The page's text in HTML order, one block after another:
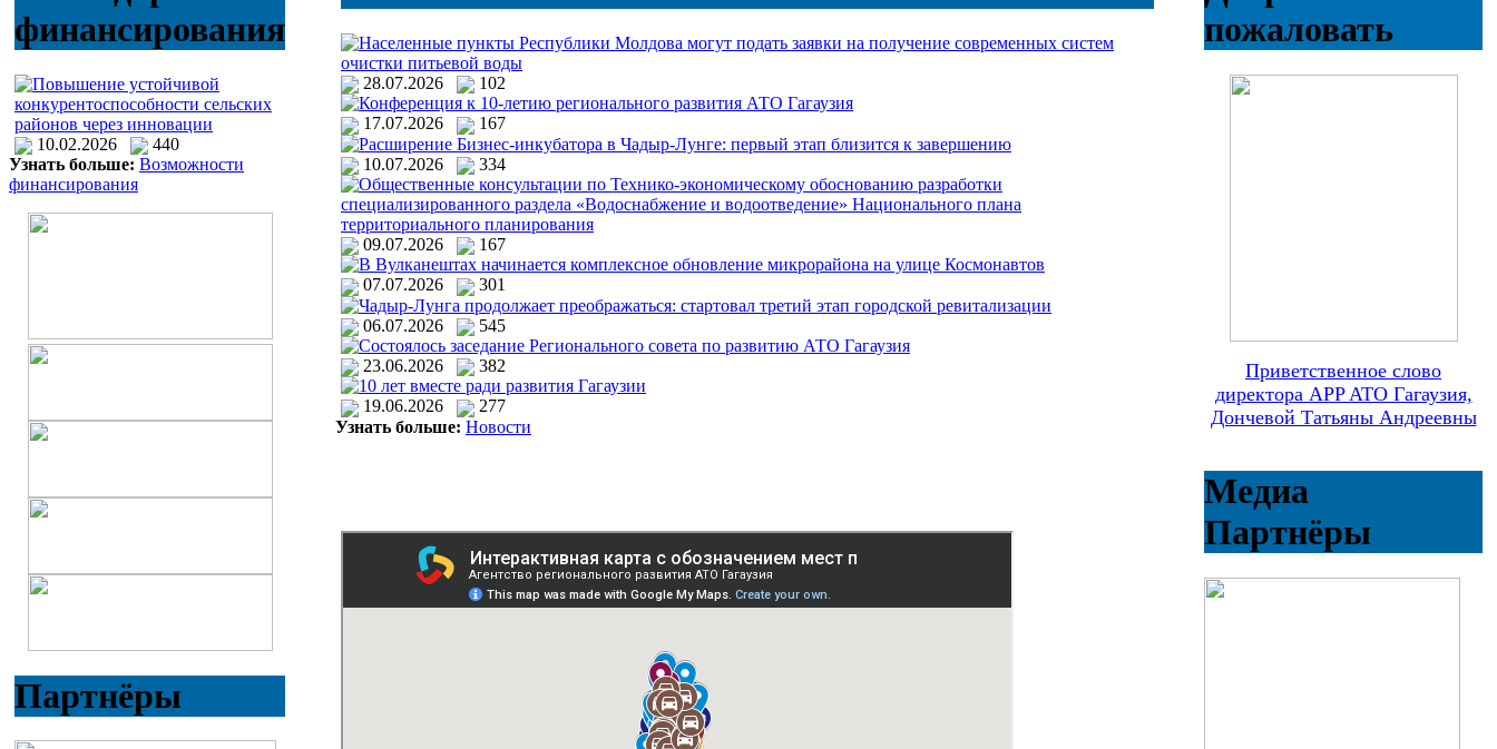
финансирования
Повышение устойчивой
конкурентоспособности сельских
районов через инновации
10.02.2026
440
Узнать больше: Возможности
финансирования
Партнёры
Населенные пункты Республики Молдова могут подать заявки на получение современных систем
очистки питьевой воды
28.07.2026
102
Конференция к 10-летию регионального развития АТО Гагаузия
17.07.2026
167
Расширение Бизнес-инкубатора в Чадыр-Лунге: первый этап близится к завершению
10.07.2026
334
Общественные консультации по Технико-экономическому обоснованию разработки
специализированного раздела «Водоснабжение и водоотведение» Национального плана
территориального планирования
09.07.2026
167
В Вулканештах начинается комплексное обновление микрорайона на улице Космонавтов
07.07.2026
301
Чадыр-Лунга продолжает преображаться: стартовал третий этап городской ревитализации
06.07.2026
545
Состоялось заседание Регионального совета по развитию АТО Гагаузия
23.06.2026
382
10 лет вместе ради развития Гагаузии
19.06.2026
277
Узнать больше: Новости
пожаловать
Приветственное слово
директора APP ATO Гагаузия,
Дончевой Татьяны Андреевны
Медиа
Партнёры